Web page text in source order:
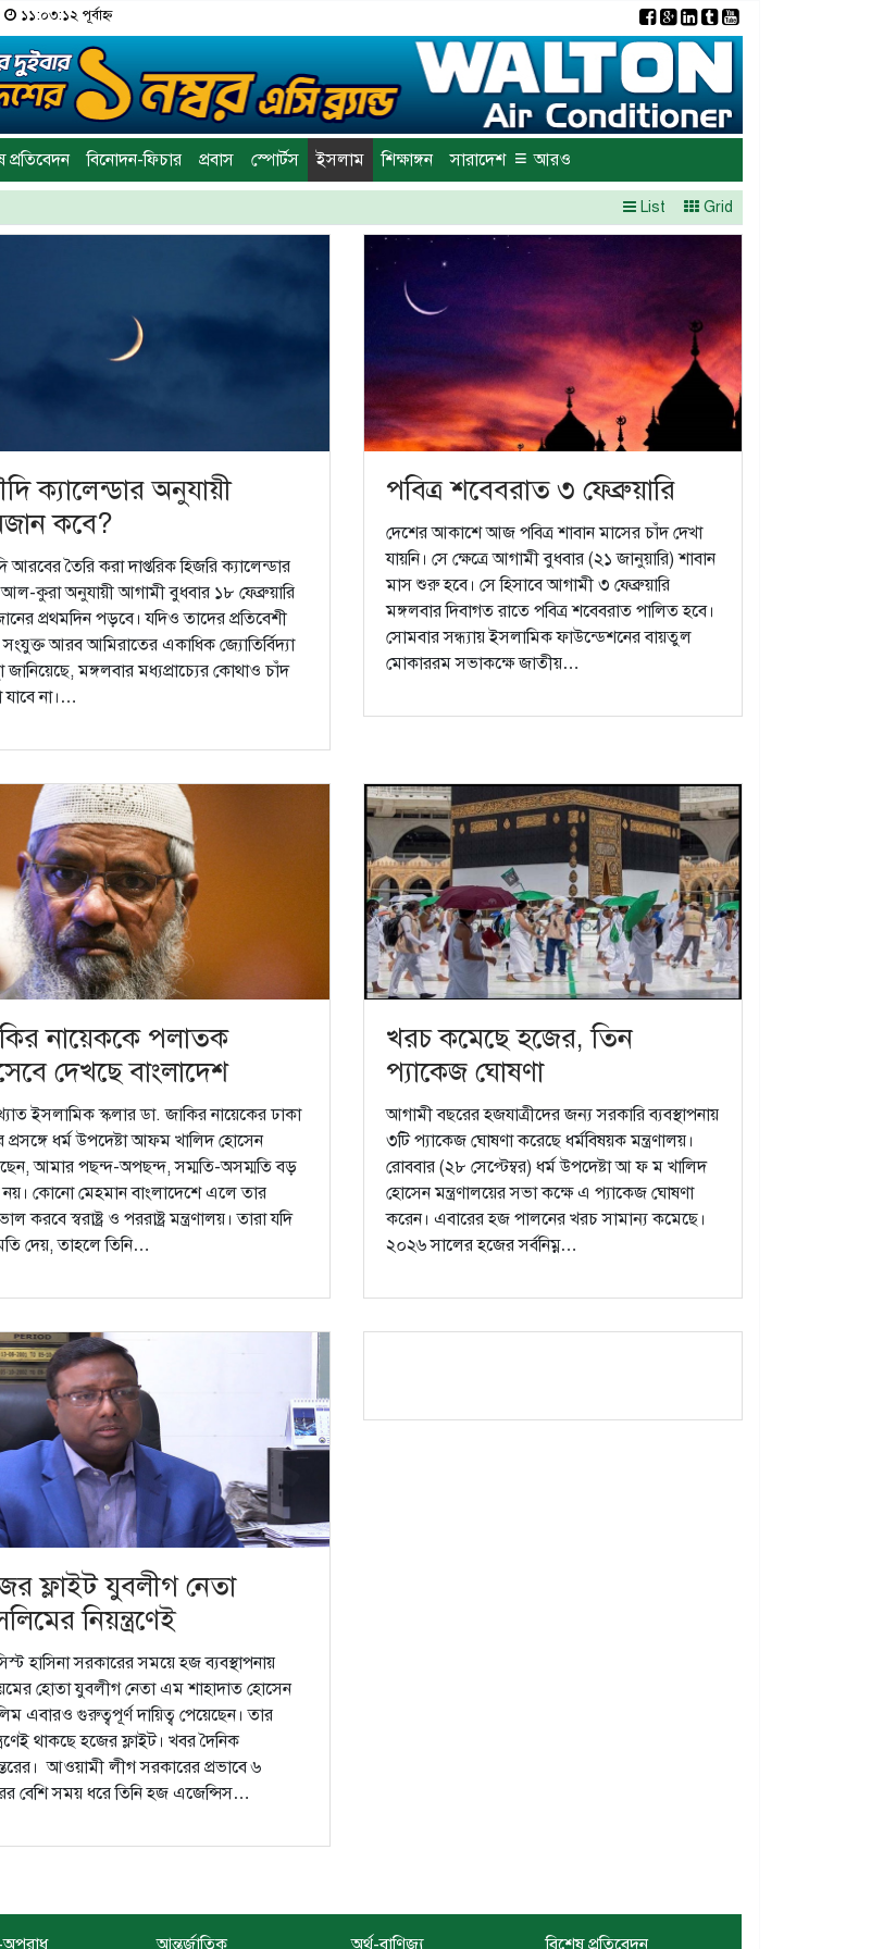
১১:০৩:১২ পূর্বাহ্ন
প্রতিবেদন বিনোদন-ফিচার প্রবাস স্পোর্টস ইসলাম শিক্ষাঙ্গন সারাদেশ ≡আরও
List Grid
ক্যালেন্ডার অনুযায়ী
কবে?
আরবের তৈরি করা দাপ্তরিক হিজরি ক্যালেন্ডার
কুরা অনুযায়ী আগামী বুধবার ১৮ ফেব্রুয়ারি
প্রথমদিন পড়বে। যদিও তাদের প্রতিবেশী
আরব আমিরাতের একাধিক জ্যোতির্বিদ্যা
জানিয়েছে, মঙ্গলবার মধ্যপ্রাচ্যের কোথাও চাঁদ
যাবে না।…
পবিত্র শবেবরাত ৩ ফেব্রুয়ারি
দেশের আকাশে আজ পবিত্র শাবান মাসের চাঁদ দেখা
যায়নি। সে ক্ষেত্রে আগামী বুধবার (২১ জানুয়ারি) শাবান
মাস শুরু হবে। সে হিসাবে আগামী ৩ ফেব্রুয়ারি
মঙ্গলবার দিবাগত রাতে পবিত্র শবেবরাত পালিত হবে।
সোমবার সন্ধ্যায় ইসলামিক ফাউন্ডেশনের বায়তুল
মোকাররম সভাকক্ষে জাতীয়…
নায়েককে পলাতক
দেখছে বাংলাদেশ
ইসলামিক স্কলার ডা. জাকির নায়েকের ঢাকা
ধর্ম উপদেষ্টা আফম খালিদ হোসেন
আমার পছন্দ-অপছন্দ, সম্মতি-অসম্মতি বড়
কোনো মেহমান বাংলাদেশে এলে তার
করবে স্বরাষ্ট্র ও পররাষ্ট্র মন্ত্রণালয়। তারা যদি
দেয়, তাহলে তিনি…
খরচ কমেছে হজের, তিন
প্যাকেজ ঘোষণা
আগামী বছরের হজযাত্রীদের জন্য সরকারি ব্যবস্থাপনায়
৩টি প্যাকেজ ঘোষণা করেছে ধর্মবিষয়ক মন্ত্রণালয়।
রোববার (২৮ সেপ্টেম্বর) ধর্ম উপদেষ্টা আ ফ ম খালিদ
হোসেন মন্ত্রণালয়ের সভা কক্ষে এ প্যাকেজ ঘোষণা
করেন। এবারের হজ পালনের খরচ সামান্য কমেছে।
২০২৬ সালের হজের সর্বনিম্ন…
ফ্লাইট যুবলীগ নেতা
নিয়ন্ত্রণেই
হাসিনা সরকারের সময়ে হজ ব্যবস্থাপনায়
হোতা যুবলীগ নেতা এম শাহাদাত হোসেন
এবারও গুরুত্বপূর্ণ দায়িত্ব পেয়েছেন। তার
থাকছে হজের ফ্লাইট। খবর দৈনিক
আওয়ামী লীগ সরকারের প্রভাবে ৬
বেশি সময় ধরে তিনি হজ এজেন্সিস…